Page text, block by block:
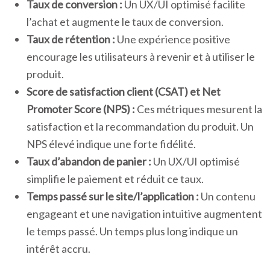
Taux de conversion : Un UX/UI optimisé facilite
l’achat et augmente le taux de conversion.
Taux de rétention : Une expérience positive
encourage les utilisateurs à revenir et à utiliser le
produit.
Score de satisfaction client (CSAT) et Net
Promoter Score (NPS) : Ces métriques mesurent la
satisfaction et la recommandation du produit. Un
NPS élevé indique une forte fidélité.
Taux d’abandon de panier : Un UX/UI optimisé
simplifie le paiement et réduit ce taux.
Temps passé sur le site/l’application : Un contenu
engageant et une navigation intuitive augmentent
le temps passé. Un temps plus long indique un
intérêt accru.